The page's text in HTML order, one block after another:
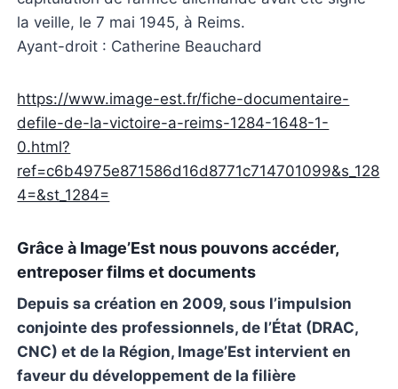
la veille, le 7 mai 1945, à Reims.
Ayant-droit : Catherine Beauchard
https://www.image-est.fr/fiche-documentaire-
defile-de-la-victoire-a-reims-1284-1648-1-
0.html?
ref=c6b4975e871586d16d8771c714701099&s_128
4=&st_1284=
Grâce à Image’Est nous pouvons accéder,
entreposer films et documents
Depuis sa création en 2009, sous l’impulsion
conjointe des professionnels, de l’État (DRAC,
CNC) et de la Région, Image’Est intervient en
faveur du développement de la filière